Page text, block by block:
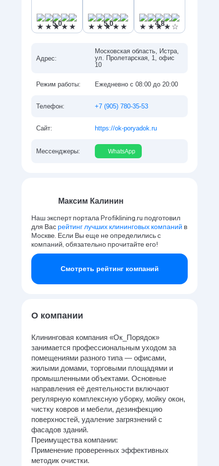
5,0 5,0 4,8
Адрес:
Московская область, Истра,
ул. Пролетарская, 1, офис
10
Режим работы: Ежедневно с 08:00 до 20:00
Телефон: +7 (905) 780-35-53
Сайт: https://ok-poryadok.ru
Мессенджеры: WhatsApp
Максим Калинин
Наш эксперт портала Profiklining.ru подготовил
для Вас рейтинг лучших клининговых компаний в
Москве. Если Вы еще не определились с
компаний, обязательно прочитайте его!
Смотреть рейтинг компаний
О компании
Клининговая компания «Ок_Порядок»
занимается профессиональным уходом за
помещениями разного типа — офисами,
жилыми домами, торговыми площадями и
промышленными объектами. Основные
направления её деятельности включают
регулярную комплексную уборку, мойку окон,
чистку ковров и мебели, дезинфекцию
поверхностей, удаление загрязнений с
фасадов зданий.
Преимущества компании:
Применение проверенных эффективных
методик очистки.